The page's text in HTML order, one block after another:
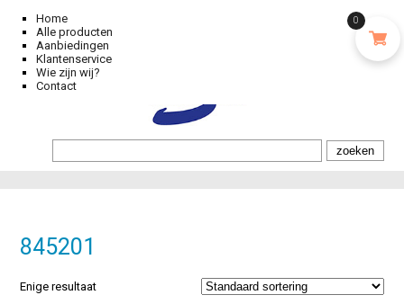
Home
Alle producten
Aanbiedingen
Klantenservice
Wie zijn wij?
Contact
845201
Enige resultaat
0